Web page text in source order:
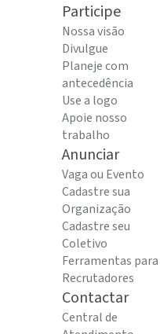
Participe
Nossa visão
Divulgue
Planeje com
antecedência
Use a logo
Apoie nosso
trabalho
Anunciar
Vaga ou Evento
Cadastre sua
Organização
Cadastre seu
Coletivo
Ferramentas para
Recrutadores
Contactar
Central de